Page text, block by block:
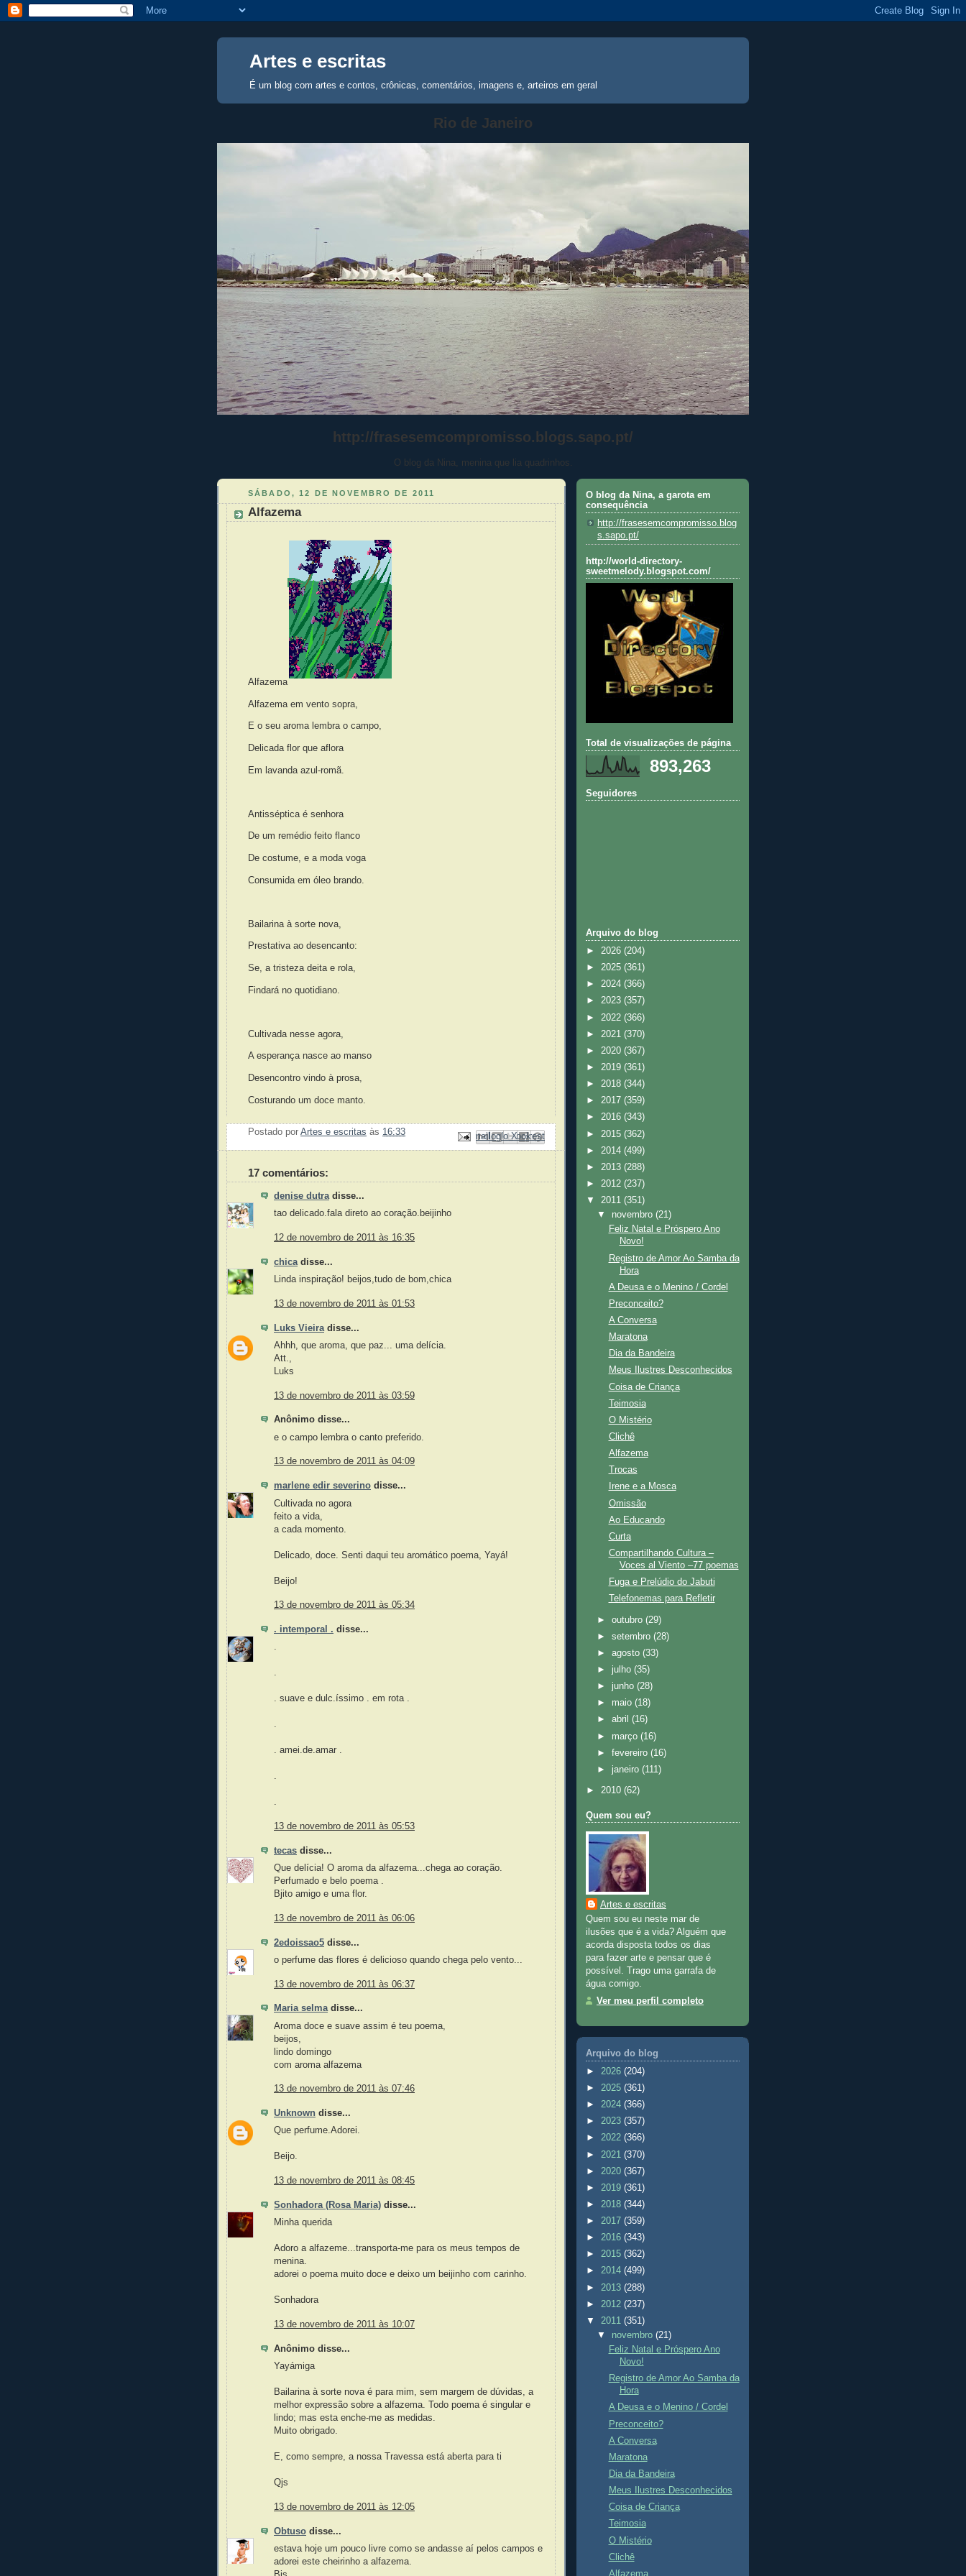
Artes e escritas
É um blog com artes e contos, crônicas, comentários, imagens e, arteiros em geral
Rio de Janeiro
http://frasesemcompromisso.blogs.sapo.pt/
O blog da Nina, menina que lia quadrinhos.
SÁBADO, 12 DE NOVEMBRO DE 2011
Alfazema
Alfazema
Alfazema em vento sopra,
E o seu aroma lembra o campo,
Delicada flor que aflora
Em lavanda azul-romã.
Antisséptica é senhora
De um remédio feito flanco
De costume, e a moda voga
Consumida em óleo brando.
Bailarina à sorte nova,
Prestativa ao desencanto:
Se, a tristeza deita e rola,
Findará no quotidiano.
Cultivada nesse agora,
A esperança nasce ao manso
Desencontro vindo à prosa,
Costurando um doce manto.
Postado por Artes e escritas às 16:33 Enviar por e-mail
Postar no blog!
Compartilhar no X
Compartilhar no Facebook
Compartilhar com o Pinterest
17 comentários:
denise dutradisse...
tao delicado.fala direto ao coração.beijinho
12 de novembro de 2011 às 16:35
chicadisse...
Linda inspiração! beijos,tudo de bom,chica
13 de novembro de 2011 às 01:53
Luks Vieira disse...
Ahhh, que aroma, que paz... uma delícia.
Att.,
Luks
13 de novembro de 2011 às 03:59
Anônimo disse...
e o campo lembra o canto preferido.
13 de novembro de 2011 às 04:09
marlene edir severino disse...
Cultivada no agora
feito a vida,
a cada momento.
Delicado, doce. Senti daqui teu aromático poema, Yayá!
Beijo!
13 de novembro de 2011 às 05:34
. intemporal . disse...
.
.
. suave e dulc.íssimo . em rota .
.
. amei.de.amar .
.
.
13 de novembro de 2011 às 05:53
tecas disse...
Que delícia! O aroma da alfazema...chega ao coração.
Perfumado e belo poema .
Bjito amigo e uma flor.
13 de novembro de 2011 às 06:06
2edoissao5 disse...
o perfume das flores é delicioso quando chega pelo vento...
13 de novembro de 2011 às 06:37
Maria selmadisse...
Aroma doce e suave assim é teu poema,
beijos,
lindo domingo
com aroma alfazema
13 de novembro de 2011 às 07:46
Unknown disse...
Que perfume.Adorei.
Beijo.
13 de novembro de 2011 às 08:45
Sonhadora (Rosa Maria) disse...
Minha querida
Adoro a alfazeme...transporta-me para os meus tempos de
menina.
adorei o poema muito doce e deixo um beijinho com carinho.
Sonhadora
13 de novembro de 2011 às 10:07
Anônimo disse...
Yayámiga
Bailarina à sorte nova é para mim, sem margem de dúvidas, a
melhor expressão sobre a alfazema. Todo poema é singular e
lindo; mas esta enche-me as medidas.
Muito obrigado.
E, como sempre, a nossa Travessa está aberta para ti
Qjs
13 de novembro de 2011 às 12:05
Obtuso disse...
estava hoje um pouco livre como se andasse aí pelos campos e
adorei este cheirinho a alfazema.
O blog da Nina, a garota em
consequência
http://frasesemcompromisso.blog
s.sapo.pt/
http://world-directory-
sweetmelody.blogspot.com/
Total de visualizações de página
893,263
Seguidores
Arquivo do blog
► 2026 (204)
► 2025 (361)
► 2024 (366)
► 2023 (357)
► 2022 (366)
► 2021 (370)
► 2020 (367)
► 2019 (361)
► 2018 (344)
► 2017 (359)
► 2016 (343)
► 2015 (362)
► 2014 (499)
► 2013 (288)
► 2012 (237)
▼ 2011 (351)
▼ novembro(21)
Feliz Natal e Próspero Ano
Novo!
Registro de Amor Ao Samba da
Hora
A Deusa e o Menino / Cordel
Preconceito?
A Conversa
Maratona
Dia da Bandeira
Meus Ilustres Desconhecidos
Coisa de Criança
Teimosia
O Mistério
Clichê
Alfazema
Trocas
Irene e a Mosca
Omissão
Ao Educando
Curta
Compartilhando Cultura –
Voces al Viento –77 poemas
Fuga e Prelúdio do Jabuti
Telefonemas para Refletir
►outubro(29)
►setembro(28)
►agosto(33)
► julho(35)
► junho(28)
► maio(18)
►abril(16)
► março(16)
►fevereiro(16)
► janeiro(111)
► 2010 (62)
Quem sou eu?
Artes e escritas
Quem sou eu neste mar de
ilusões que é a vida? Alguém que
acorda disposta todos os dias
para fazer arte e pensar que é
possível. Trago uma garrafa de
água comigo.
Ver meu perfil completo
Arquivo do blog
► 2026 (204)
► 2025 (361)
► 2024 (366)
► 2023 (357)
► 2022 (366)
► 2021 (370)
► 2020 (367)
► 2019 (361)
► 2018 (344)
► 2017 (359)
► 2016 (343)
► 2015 (362)
► 2014 (499)
► 2013 (288)
► 2012 (237)
▼ 2011 (351)
▼ novembro(21)
Feliz Natal e Próspero Ano
Novo!
Registro de Amor Ao Samba da
Hora
A Deusa e o Menino / Cordel
Preconceito?
A Conversa
Maratona
Dia da Bandeira
Meus Ilustres Desconhecidos
Coisa de Criança
Teimosia
O Mistério
Clichê
Alfazema